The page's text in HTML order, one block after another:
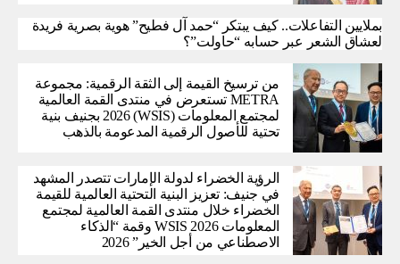
بملايين التفاعلات.. كيف يبتكر “حمد آل فطيح” هوية بصرية فريدة
لعشاق الشعر عبر حسابه “حاولت”؟
من ترسيخ القيمة إلى الثقة الرقمية: مجموعة
METRA تستعرض في منتدى القمة العالمية
لمجتمع المعلومات (WSIS) 2026 بجنيف بنية
تحتية للأصول الرقمية المدعومة بالذهب
الرؤية الخضراء لدولة الإمارات تتصدر المشهد
في جنيف: تعزيز البنية التحتية العالمية للقيمة
الخضراء خلال منتدى القمة العالمية لمجتمع
المعلومات WSIS 2026 وقمة “الذكاء
الاصطناعي من أجل الخير” 2026